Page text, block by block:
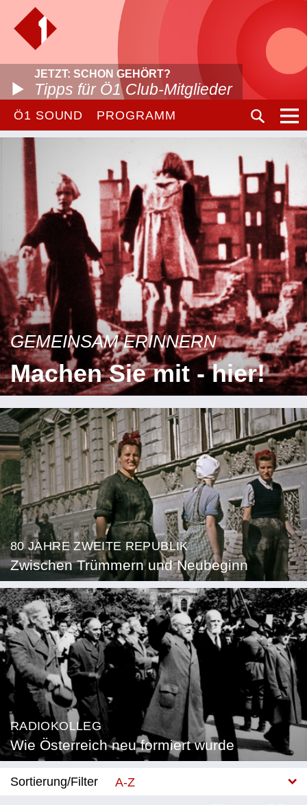
JETZT: SCHON GEHÖRT?
Tipps für Ö1 Club-Mitglieder
Ö1 SOUND PROGRAMM
GEMEINSAM ERINNERN
Machen Sie mit - hier!
80 JAHRE ZWEITE REPUBLIK
Zwischen Trümmern und Neubeginn
RADIOKOLLEG
Wie Österreich neu formiert wurde
Sortierung/Filter
A-Z